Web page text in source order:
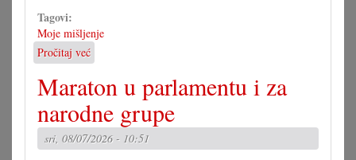
Tagovi:
Moje mišljenje
Pročitaj već
Zakon
mora
dati
odgovore
Maraton u parlamentu i za
narodne grupe
sri, 08/07/2026 - 10:51